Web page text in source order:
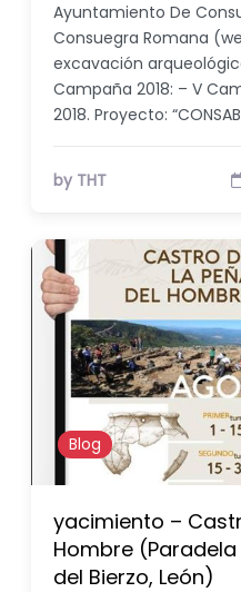
Ayuntamiento De
Consuegra Romana
excavación
Campaña 2018: – V
2018. Proyecto:
by THT
Blog
yacimiento –
Hombre
del Bierzo, León)